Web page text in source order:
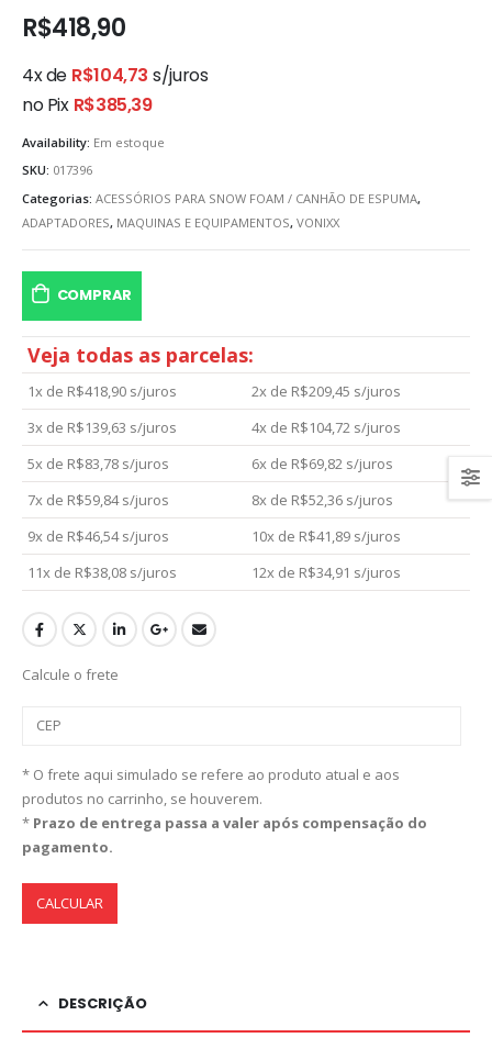
R$418,90
4x de R$104,73 s/juros
no Pix R$385,39
Availability: Em estoque
SKU: 017396
Categorias: ACESSÓRIOS PARA SNOW FOAM / CANHÃO DE ESPUMA,
ADAPTADORES, MAQUINAS E EQUIPAMENTOS, VONIXX
COMPRAR
Veja todas as parcelas:
1x de R$418,90 s/juros 2x de R$209,45 s/juros
3x de R$139,63 s/juros 4x de R$104,72 s/juros
5x de R$83,78 s/juros 6x de R$69,82 s/juros
7x de R$59,84s/juros 8x de R$52,36 s/juros
9x de R$46,54s/juros 10x de R$41,89 s/juros
11x de R$38,08 s/juros 12x de R$34,91 s/juros
Calcule o frete
* O frete aqui simulado se refere ao produto atual e aos
produtos no carrinho, se houverem.
* Prazo de entrega passa a valer após compensação do
pagamento.
CALCULAR
DESCRIÇÃO